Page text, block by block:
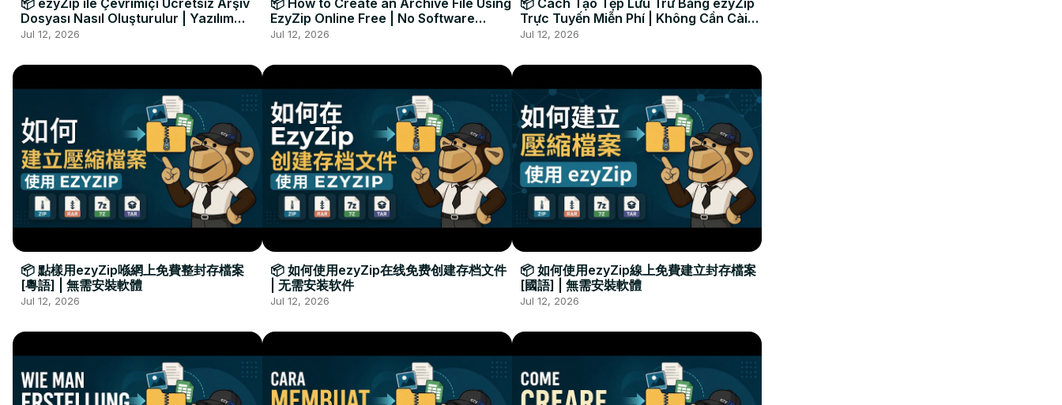
Dosyası Nasıl Oluşturulur | Yazılım
Kurulumu Gerekmez
Jul 12, 2026
EzyZip Online Free | No Software
Installation Required
Jul 12, 2026
Trực Tuyến Miễn Phí | Không Cần Cài
Đặt Phần Mềm
Jul 12, 2026
📦 點樣用ezyZip喺網上免費整封存檔案
[粵語] | 無需安裝軟體
Jul 12, 2026
📦 如何使用ezyZip在线免费创建存档文件
| 无需安装软件
Jul 12, 2026
📦 如何使用ezyZip線上免費建立封存檔案
[國語] | 無需安裝軟體
Jul 12, 2026